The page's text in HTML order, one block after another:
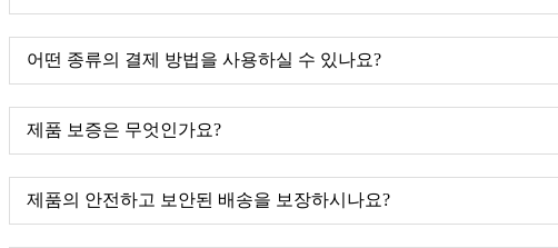
어떤 종류의 결제 방법을 사용하실 수 있나요?
제품 보증은 무엇인가요?
제품의 안전하고 보안된 배송을 보장하시나요?